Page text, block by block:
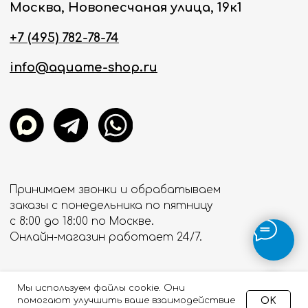
Мы используем файлы cookie. Они
помогают улучшить ваше взаимодействие
OK